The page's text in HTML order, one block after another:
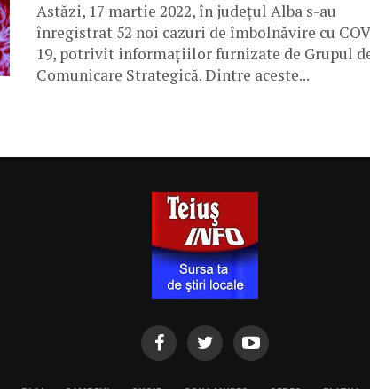
Astăzi, 17 martie 2022, în județul Alba s-au
înregistrat 52 noi cazuri de îmbolnăvire cu
19, potrivit informațiilor furnizate de Grupul
Comunicare Strategică. Dintre aceste...